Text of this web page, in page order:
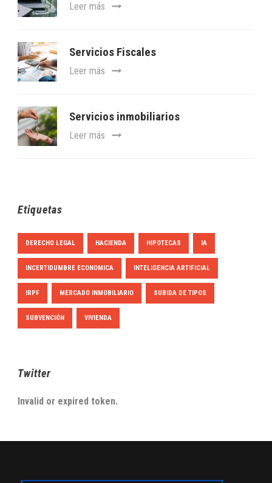
Leer más
Servicios Fiscales
Leer más
Servicios inmobiliarios
Leer más
Etiquetas
DERECHO LEGAL HACIENDA HIPOTECAS IA
INCERTIDUMBRE ECONOMICA INTELIGENCIA ARTIFICIAL
IRPF MERCADO INMOBILIARIO SUBIDA DE TIPOS
SUBVENCIÓN VIVIENDA
Twitter
Invalid or expired token.